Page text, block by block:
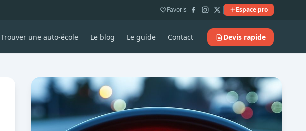
Favoris Espace pro
Trouver une auto-école Le blog Le guide Contact Devis rapide